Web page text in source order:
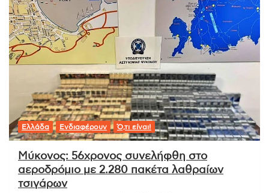
Ελλάδα Ενδιαφέρουν Ό,τι είναι!
Μύκονος: 56χρονος συνελήφθη στο
αεροδρόμιο με 2.280 πακέτα λαθραίων
τσιγάρων